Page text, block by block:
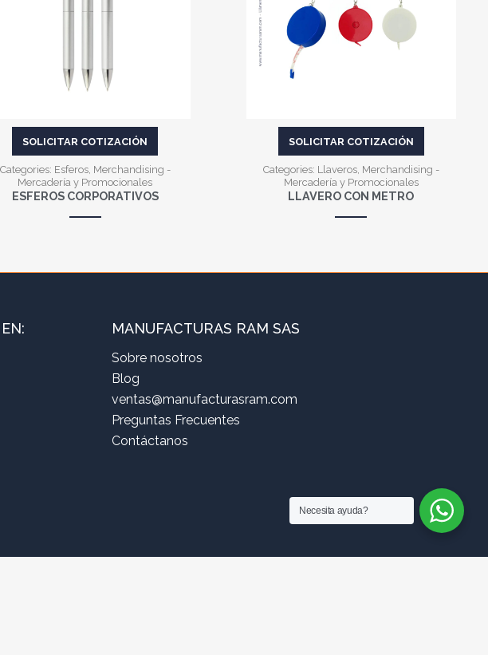
SOLICITAR COTIZACIÓN
Categories: Esferos, Merchandising -
Mercadería y Promocionales
ESFEROS CORPORATIVOS
VER MÁS
SOLICITAR COTIZACIÓN
Categories: Llaveros, Merchandising -
Mercadería y Promocionales
LLAVERO CON METRO
MANUFACTURAS RAM SAS
Sobre nosotros
Blog
ventas@manufacturasram.com
Preguntas Frecuentes
Contáctanos
Necesita ayuda?